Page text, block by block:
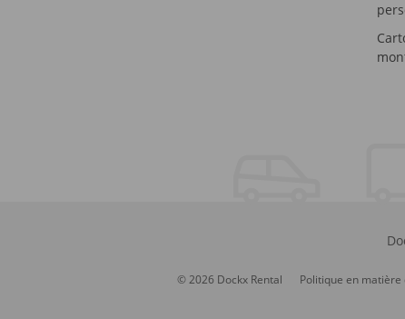
© 2026 Dockx Rental Politique en matière